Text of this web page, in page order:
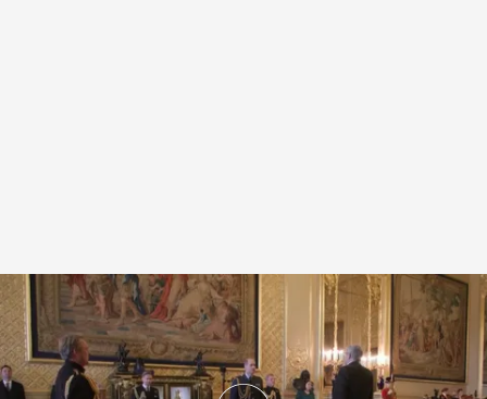
El príncipe Guillermo presidiendo un acto en el Palacio de Windsor
Redacción digital Noticias Cuatro
07 FEB 2024 - 19:24h.